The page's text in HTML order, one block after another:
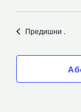
Предишни .